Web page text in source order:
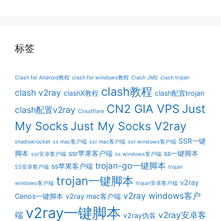
标签
Clash for Android教程 clash for windows教程 Clash JMS clash trojan
clash v2ray clashX教程 clash教程 clash配置trojan
clash配置v2ray Cloudflare CN2 GIA VPS Just
My Socks Just My Socks V2ray
shadowrocket ss mac客户端 ssr mac客户端 ssr windows客户端 SSR一键
脚本 ssr安卓客户端 ssr苹果客户端 ss windows客户端 ss一键脚本
SS安卓客户端 ss苹果客户端 trojan-go一键脚本 trojan
windows客户端 trojan一键脚本 trojan安卓客户端 v2ray
Cenos一键脚本 v2ray mac客户端 v2ray windows客户
端 v2ray一键脚本 v2ray伪装 v2ray安卓客